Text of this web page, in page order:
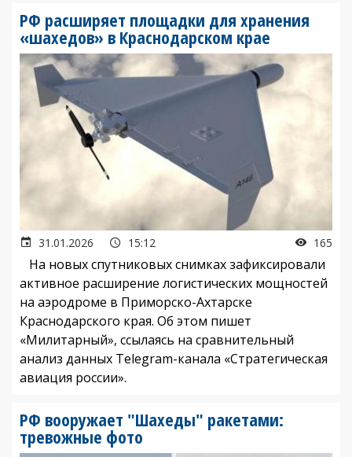
РФ расширяет площадки для хранения
«шахедов» в Краснодарском крае
31.01.2026 15:12 165
На новых спутниковых снимках зафиксировали
активное расширение логистических мощностей
на аэродроме в Приморско-Ахтарске
Краснодарского края. Об этом пишет
«Милитарный», ссылаясь на сравнительный
анализ данных Telegram-канала «Стратегическая
авиация россии».
РФ вооружает "Шахеды" ракетами:
тревожные фото